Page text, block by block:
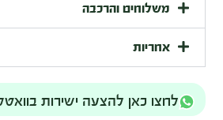
משלוחים והרכבה
אחריות
לחצו כאן להצעה ישירות